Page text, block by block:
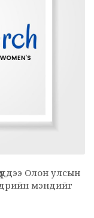
Олон улсын
мэндийг